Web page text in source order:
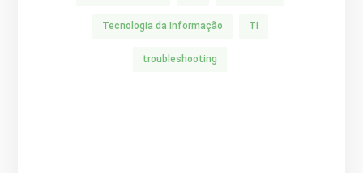
Tecnologia da Informação TI
troubleshooting